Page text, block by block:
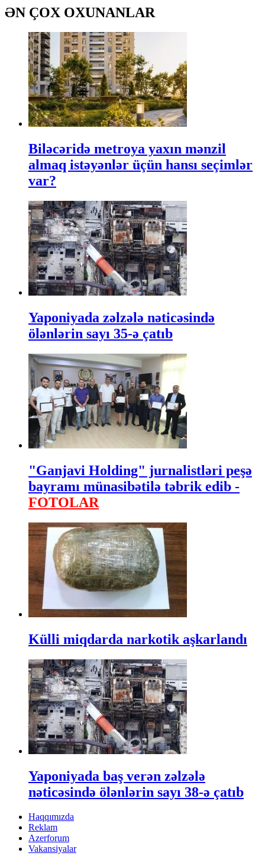
ƏN ÇOX OXUNANLAR
Biləcəridə metroya yaxın mənzil
almaq istəyənlər üçün hansı seçimlər
var?
Yaponiyada zəlzələ nəticəsində
ölənlərin sayı 35-ə çatıb
"Ganjavi Holding" jurnalistləri peşə
bayramı münasibətilə təbrik edib -
FOTOLAR
Külli miqdarda narkotik aşkarlandı
Yaponiyada baş verən zəlzələ
nəticəsində ölənlərin sayı 38-ə çatıb
Haqqımızda
Reklam
Azerforum
Vakansiyalar